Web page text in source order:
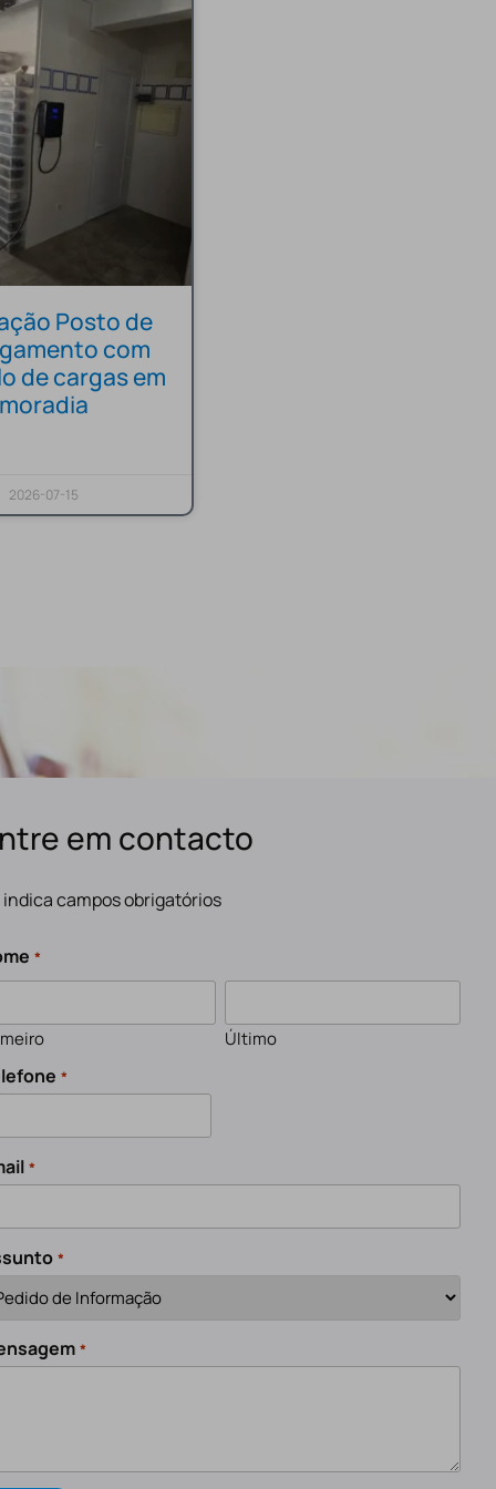
Posto de
com
de cargas em
moradia
2026-07-15
em contacto
indica campos obrigatórios
*
Último
*
*
*
*